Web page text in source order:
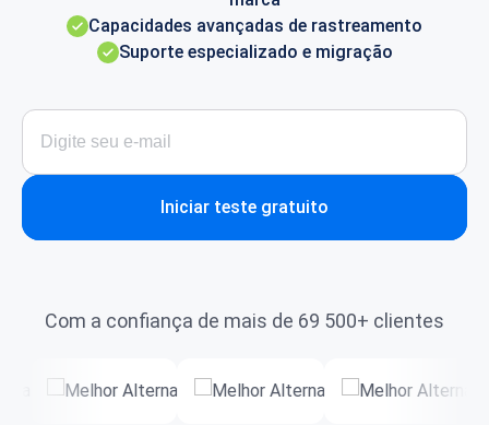
Capacidades avançadas de rastreamento
Suporte especializado e migração
Iniciar teste gratuito
Com a confiança de mais de 69 500+ clientes